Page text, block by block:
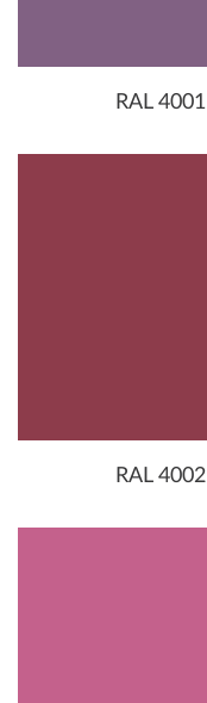
RAL 4001
RAL 4002